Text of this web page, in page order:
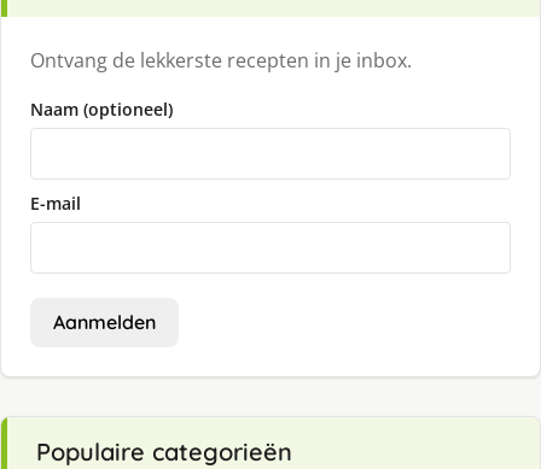
Ontvang de lekkerste recepten in je inbox.
Naam (optioneel)
E-mail
Aanmelden
Populaire categorieën